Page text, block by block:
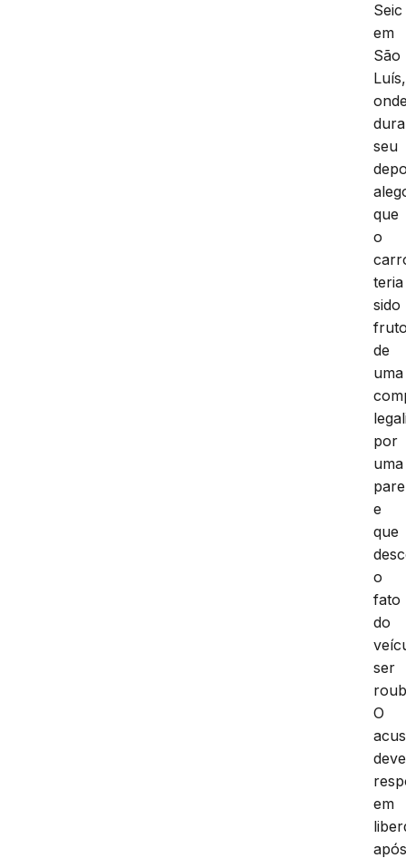
Seic
em
São
Luís,
seu
que
o
teria
sido
de
uma
por
uma
e
que
o
fato
do
ser
O
deve
em